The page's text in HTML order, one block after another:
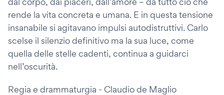
rende la vita concreta e umana. E in questa tensione
insanabile si agitavano impulsi autodistruttivi. Carlo
scelse il silenzio definitivo ma la sua luce, come
quella delle stelle cadenti, continua a guidarci
nell’oscurità.
Regia e drammaturgia - Claudio de Maglio